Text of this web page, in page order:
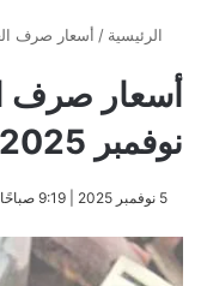
الرئيسية / أسعار صرف
نوفمبر 2025 في عدن وصنعاء
​5 نوفمبر 2025 | 9:19 صباحًا